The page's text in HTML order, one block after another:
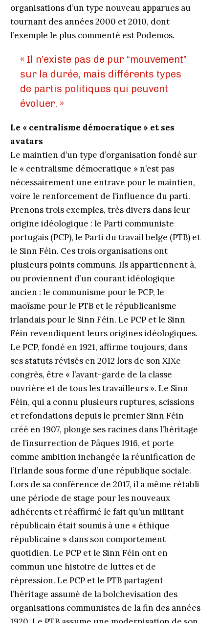
organisations d’un type nouveau apparues au
tournant des années 2000 et 2010, dont
l’exemple le plus commenté est Podemos.
« Il n’existe pas de pur “mouvement”
sur la durée, mais différents types
de partis politiques qui peuvent
évoluer. »
Le « centralisme démocratique » et ses
avatars
Le maintien d’un type d’organisation fondé sur
le « centralisme démocratique » n’est pas
nécessairement une entrave pour le maintien,
voire le renforcement de l’influence du parti.
Prenons trois exemples, très divers dans leur
origine idéologique : le Parti communiste
portugais (PCP), le Parti du travail belge (PTB) et
le Sinn Féin. Ces trois organisations ont
plusieurs points communs. Ils appartiennent à,
ou proviennent d’un courant idéologique
ancien : le communisme pour le PCP, le
maoïsme pour le PTB et le républicanisme
irlandais pour le Sinn Féin. Le PCP et le Sinn
Féin revendiquent leurs origines idéologiques.
Le PCP, fondé en 1921, affirme toujours, dans
ses statuts révisés en 2012 lors de son XIXe
congrès, être « l’avant-garde de la classe
ouvrière et de tous les travailleurs ». Le Sinn
Féin, qui a connu plusieurs ruptures, scissions
et refondations depuis le premier Sinn Féin
créé en 1907, plonge ses racines dans l’héritage
de l’insurrection de Pâques 1916, et porte
comme ambition inchangée la réunification de
l’Irlande sous forme d’une république sociale.
Lors de sa conférence de 2017, il a même rétabli
une période de stage pour les nouveaux
adhérents et réaffirmé le fait qu’un militant
républicain était soumis à une « éthique
républicaine » dans son comportement
quotidien. Le PCP et le Sinn Féin ont en
commun une histoire de luttes et de
répression. Le PCP et le PTB partagent
l’héritage assumé de la bolchevisation des
organisations communistes de la fin des années